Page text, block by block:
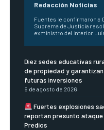
Redacción Noticias
Fuentes le confirmaron a
Suprema de Justicia
exministro del Interior
Diez sedes educativas
de propiedad y
futuras inversiones
6 de agosto de 2026
Fuertes explosiones
reportan presunto
Predios